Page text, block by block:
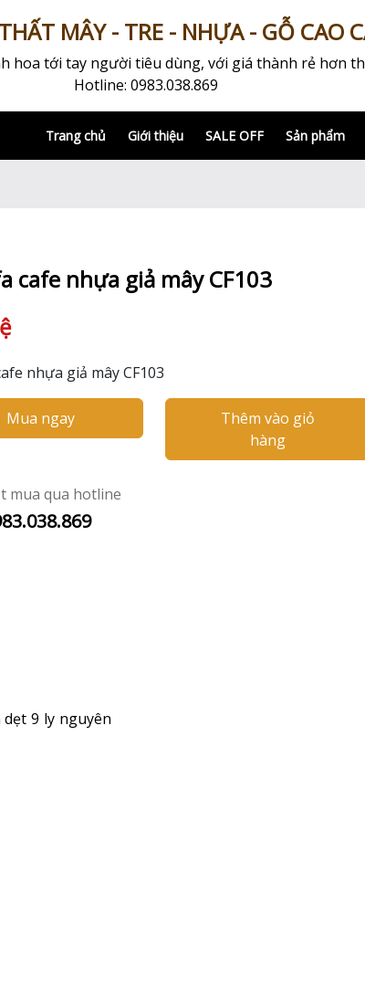
MÂY - TRE - NHỰA - GỖ CAO
hoa tới tay người tiêu dùng, với giá thành rẻ hơn
Hotline: 0983.038.869
Trang chủ Giới thiệu SALE OFF Sản phẩm
cafe nhựa giả mây CF103
nhựa giả mây CF103
Mua ngay
Thêm vào giỏ
hàng
mua qua hotline
9 ly nguyên